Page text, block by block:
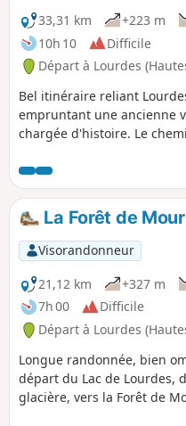
33,31 km
+223 m
10h 10
Difficile
Départ à Lourdes
Bel itinéraire reliant
empruntant une ancienne
chargée d'histoire. Le
Hautes-Pyrénées et des
Atlantiques, sur les
Pyrénées.
La Forêt de
Visorandonneur
21,12 km
+327 m
7h 00
Difficile
Départ à Lourdes
Longue randonnée, bien
départ du Lac de Lourdes,
glacière, vers la Forêt de